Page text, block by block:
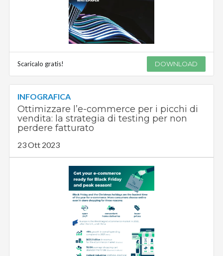
Scaricalo gratis! DOWNLOAD
INFOGRAFICA
Ottimizzare l’e-commerce per i picchi di
vendita: la strategia di testing per non
perdere fatturato
23 Ott 2023